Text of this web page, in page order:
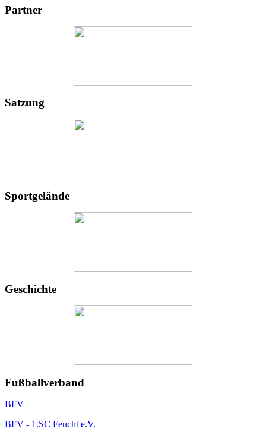
Partner
Satzung
Sportgelände
Geschichte
Fußballverband
BFV
BFV - 1.SC Feucht e.V.